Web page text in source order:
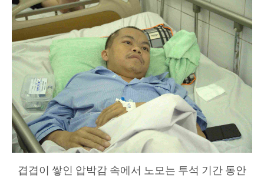
겹겹이 쌓인 압박감 속에서 노모는 투석 기간 동안